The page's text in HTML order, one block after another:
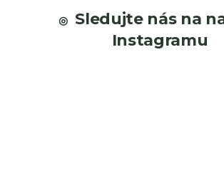
Sledujte nás na
Instagramu